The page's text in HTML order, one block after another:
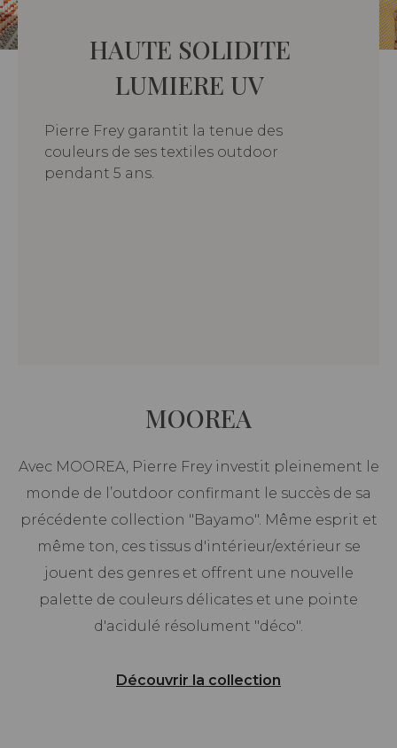
HAUTE SOLIDITE
LUMIERE UV
Pierre Frey garantit la tenue des
couleurs de ses textiles outdoor
pendant 5 ans.
MOOREA
Avec MOOREA, Pierre Frey investit pleinement le
monde de l’outdoor confirmant le succès de sa
précédente collection "Bayamo". Même esprit et
même ton, ces tissus d'intérieur/extérieur se
jouent des genres et offrent une nouvelle
palette de couleurs délicates et une pointe
d'acidulé résolument "déco".
Découvrir la collection